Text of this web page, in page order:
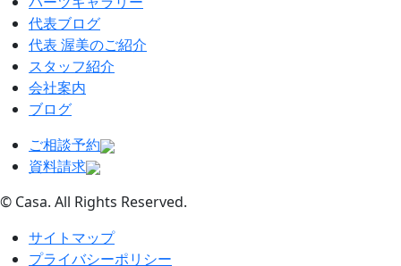
代表ブログ
代表 渥美のご紹介
スタッフ紹介
会社案内
ブログ
ご相談予約
資料請求
© Casa. All Rights Reserved.
サイトマップ
プライバシーポリシー